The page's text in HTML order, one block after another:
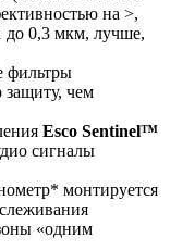
на >,
до 0,3 мкм, лучше,
фильтры
защиту, чем
Esco Sentinel™
сигналы
монтируется
«одним